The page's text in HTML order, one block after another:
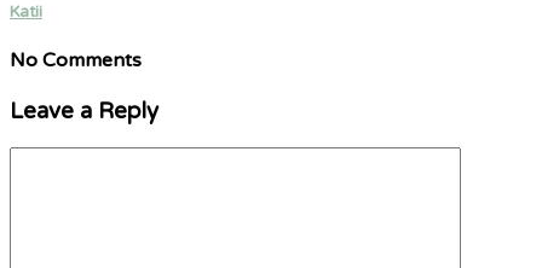
Katii
No Comments
Leave a Reply